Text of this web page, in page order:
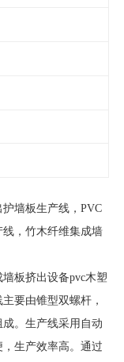
墙板生产线，PVC
，竹木纤维集成墙
板挤出设备pvc木塑
要由锥型双螺杆，
。生产线采用自动
生产效率高。通过